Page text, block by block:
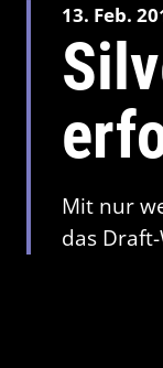
13. Feb.
Mit nur
das